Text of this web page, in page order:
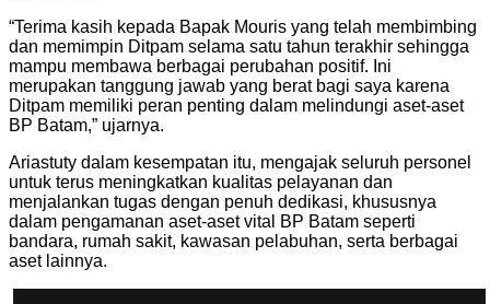
“Terima kasih kepada Bapak Mouris yang telah membimbing
dan memimpin Ditpam selama satu tahun terakhir sehingga
mampu membawa berbagai perubahan positif. Ini
merupakan tanggung jawab yang berat bagi saya karena
Ditpam memiliki peran penting dalam melindungi aset-aset
BP Batam,” ujarnya.
Ariastuty dalam kesempatan itu, mengajak seluruh personel
untuk terus meningkatkan kualitas pelayanan dan
menjalankan tugas dengan penuh dedikasi, khususnya
dalam pengamanan aset-aset vital BP Batam seperti
bandara, rumah sakit, kawasan pelabuhan, serta berbagai
aset lainnya.